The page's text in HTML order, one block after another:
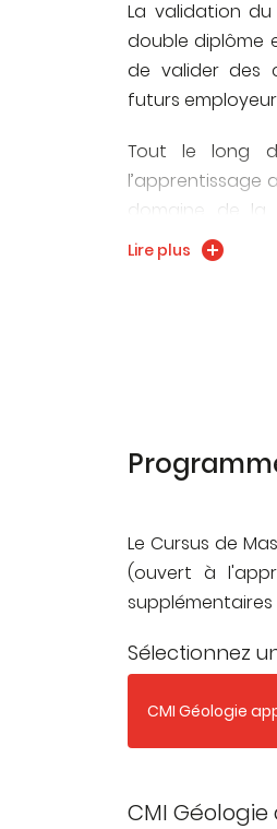
La validation
double diplôme
de valider des
futurs
Tout le long
l’apprentissage
domaine de la
physique, chimie
d’ouverture
étudiants
année ou
Lire plus
Le Cursus de
(ouvert à
supplémentaires
Sélectionnez
CMI Géologie
CMI